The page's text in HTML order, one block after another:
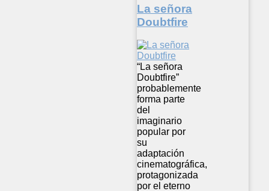
La señora
Doubtfire
“La señora
Doubtfire”
probablemente
forma parte
del
imaginario
popular por
su
adaptación
cinematográfica,
protagonizada
por el eterno